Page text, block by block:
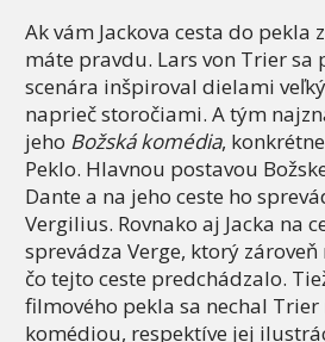
Ak vám Jackova cesta do pekla
máte pravdu. Lars von Trier sa
scenára inšpiroval dielami
naprieč storočiami. A tým
jeho Božská komédia,
Peklo. Hlavnou postavou
Dante a na jeho ceste ho
Vergilius. Rovnako aj Jacka na
sprevádza Verge, ktorý
čo tejto ceste predchádzalo.
filmového pekla sa nechal
komédiou, respektíve jej